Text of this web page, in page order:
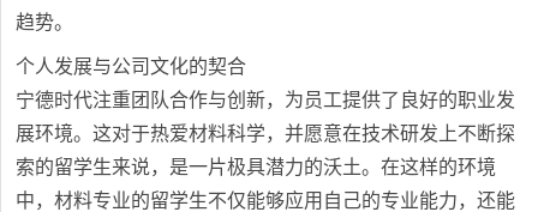
趋势。
个人发展与公司文化的契合
宁德时代注重团队合作与创新，为员工提供了良好的职业发
展环境。这对于热爱材料科学，并愿意在技术研发上不断探
索的留学生来说，是一片极具潜力的沃土。在这样的环境
中，材料专业的留学生不仅能够应用自己的专业能力，还能